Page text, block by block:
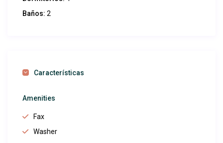
Baños: 2
Características
Amenities
Fax
Washer